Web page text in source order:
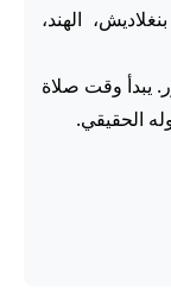
الهند،
يبدأ وقت صلاة
الحقيقي.